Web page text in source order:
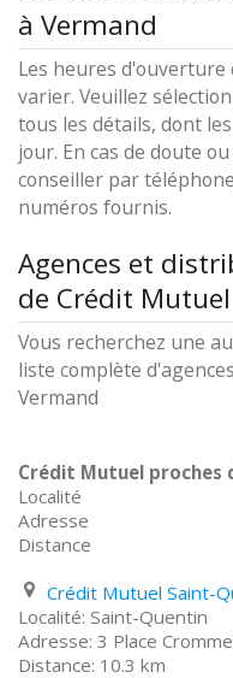
à Vermand
Les heures
varier. Veuillez
tous les détails, dont
jour. En cas de doute
conseiller par
numéros fournis.
Agences et
de Crédit
Vous recherchez une
liste complète
Vermand
Crédit Mutuel proches
Localité
Adresse
Distance
Saint-Quentin
3 Place
10.3 km